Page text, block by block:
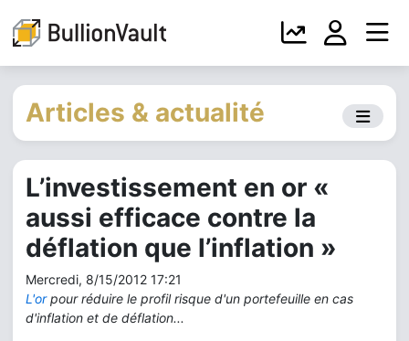
Articles & actualité
L’investissement en or «
aussi efficace contre la
déflation que l’inflation »
Mercredi, 8/15/2012 17:21
L'orpour réduire le profil risque d'un portefeuille en cas
d'inflation et de déflation...